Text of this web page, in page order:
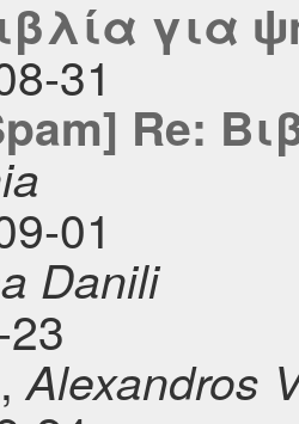
για
31
Re:
01
Danili
,Alexandros